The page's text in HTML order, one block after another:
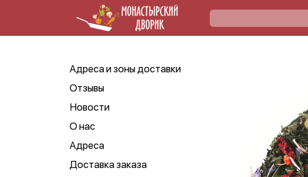
Адреса и зоны доставки
Отзывы
Новости
О нас
Адреса
Доставка заказа